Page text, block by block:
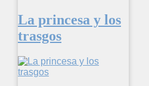
La princesa y los
trasgos